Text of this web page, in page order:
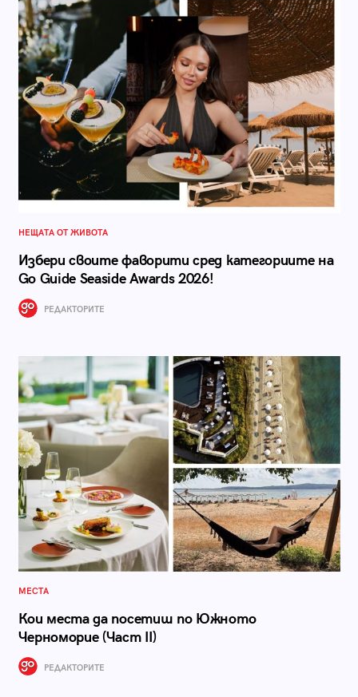
НЕЩАТА ОТ ЖИВОТА
Избери своите фаворити сред категориите на
Go Guide Seaside Awards 2026!
РЕДАКТОРИТЕ
МЕСТА
Кои места да посетиш по Южното
Черноморие (Част II)
РЕДАКТОРИТЕ